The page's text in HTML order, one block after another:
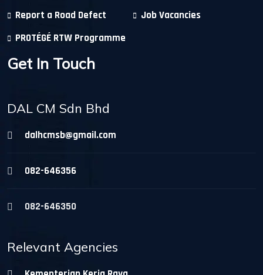
Report a Road Defect
Job Vacancies
PROTÉGÉ RTW Programme
Get In Touch
DAL CM Sdn Bhd
dalhcmsb@gmail.com
082-646356
082-646350
Relevant Agencies